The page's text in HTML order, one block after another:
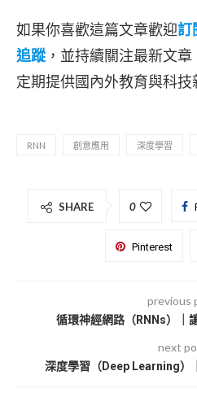
如果你喜歡這篇文章歡迎訂
追蹤，並持續關注最新文章
定期提供國內外教育與科技
RNN 創意應用 深度學習
SHARE 0
Pinterest
previous
循環神經網路（RNNs）｜
next
深度學習（Deep Learning）